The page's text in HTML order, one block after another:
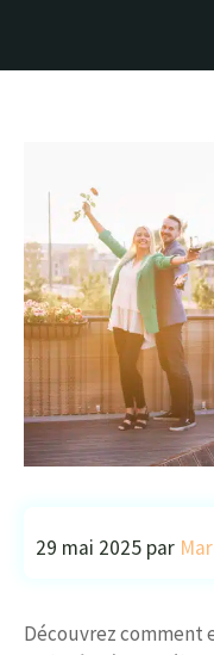
29 mai 2025 par
Découvrez